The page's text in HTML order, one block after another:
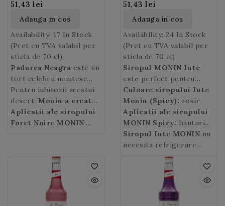
51,43 lei
Adauga in cos
Availability: 17 In Stock
(Pret cu TVA valabil per
sticla de 70 cl)
Padurea Neagra este un
tort celebru nemtesc
care are peste 100 de
ani, astazi cunoscut si
apreciat in intreaga
lume. Isi are originile
Bonn, si este creatia
bucatarului sef Josef
Prajitura
Padurea Neagra
ingrediente: un blat ca un
Pentru iubitorii acestui
desert, Monin a creat
un siropce
concentreaza toata
delicios de ciocolata
neagra si cirese cu un
gust cremos.
Aplicatii ale siropului
Foret Noire MONIN:
pentru deliciul clientilor
51,43 lei
Adauga in cos
Availability: 24 In Stock
(Pret cu TVA valabil per
sticla de 70 cl)
Siropul MONIN Iute
este perfect pentru
cocktailurile tale cu
caracter! Incercati
siropul Monin Spicysi
experimentati senzatia
intensa a gustului placut
picant. Aroma sa de
scortisoara si ardei iute
siropului Spicy
ofera o
experienta gustativa
captivanta.
Culoare siropului Iute
Monin (Spicy): rosie
Aplicatii ale siropului
MONIN Spicy: bauturi
pe baza de cafea,
cocteluri, mocktail-uri.
Siropul Iute MONIN nu
necesita refrigerare
dupa deschidere.